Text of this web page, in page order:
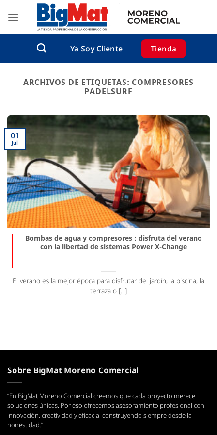
contenido
Ya Soy Cliente
Tienda
ARCHIVOS DE ETIQUETAS: COMPRESORES
PADELSURF
Bombas de agua y compresores : disfruta del verano
con la libertad de sistemas Power X-Change
El verano es la mejor época para disfrutar del jardín, la piscina, la
terraza o [...]
01
Jul
Sobre BigMat Moreno Comercial
“En BigMat Moreno Comercial creemos que cada proyecto merece
soluciones únicas. Por eso ofrecemos asesoramiento profesional con
innovación, creatividad y eficacia, construyendo siempre desde la
honestidad.”